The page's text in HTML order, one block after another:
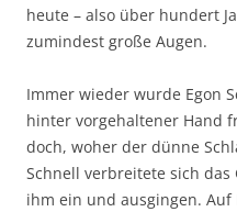
heute – also über hundert
zumindest große Augen.
Immer wieder wurde Egon
hinter vorgehaltener Hand
doch, woher der dünne
Schnell verbreitete sich
ihm ein und ausgingen.